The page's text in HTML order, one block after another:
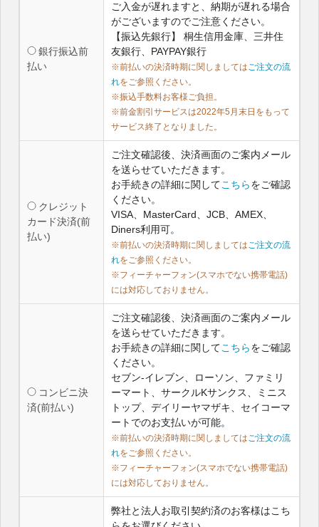
銀行振込前
払い
ご入金が遅れますと、納期が遅れる場合
がございますのでご注意ください。
【振込先銀行】 桐生信用金庫、三井住
友銀行、PAYPAY銀行
※前払いの決済時期に関しましてはご注文の流
れをご参照ください。
※振込手数料お客様ご負担。
※前金割引サービスは2022年5月末日をもって
サービス終了となりました。
クレジット
カード決済(前
払い)
ご注文確認後、決済画面のご案内メール
を送らせていただきます。
お手続きの詳細に関してこちらをご確認
ください。
VISA、MasterCard、JCB、AMEX、
Diners利用可。
※前払いの決済時期に関しましてはご注文の流
れをご参照ください。
※フィーチャーフォン(スマホでない携帯電話)
には対応しておりません。
コンビニ決
済(前払い)
ご注文確認後、決済画面のご案内メール
を送らせていただきます。
お手続きの詳細に関してこちらをご確認
ください。
セブン-イレブン、ローソン、ファミリ
ーマート、サークルKサンクス、ミニス
トップ、デイリーヤマザキ、セイコーマ
ートでのお支払いが可能。
※前払いの決済時期に関しましてはご注文の流
れをご参照ください。
※フィーチャーフォン(スマホでない携帯電話)
には対応しておりません。
弊社と法人お取引契約済のお客様はこち